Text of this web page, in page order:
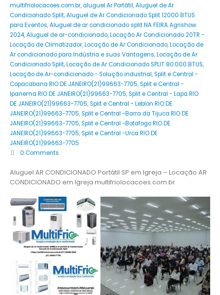
multifriolocacoes.com.br,aluguel Ar Portátil,Aluguel de Ar
Condicionado Split,Aluguel de Ar Condicionado Split 12000 BTUS
para Eventos,Aluguel de ar condicionado split NA FEIRA Agrishow
2024,Aluguel de ar-condicionado,Locação Ar Condicionado 20TR -
Locação de Climatizador,Locação de Ar Condicionado,Locação de
Ar condicionado para Indústria e suas Vantagens,Locação de Ar
Condicionado Split,Locação de Ar Condicionado SPLIT 80.000 BTUS,
Locação de Ar-condicionado - Solução industrial,Split e Central -
Copacabana RIO DE JANEIRO(21)99663-7705,Split e Central -
Ipanema RIO DE JANEIRO(21)99663-7705,Split e Central - Lapa RIO
DE JANEIRO(21)99663-7705,Split e Central - Leblon RIO DE
JANEIRO(21)99663-7705,Split e Central -Barra da Tijuca RIO DE
JANEIRO(21)99663-7705,Split e Central -Botafogo RIO DE
JANEIRO(21)99663-7705,Split e Central -Urca RIO DE
JANEIRO(21)99663-7705
0 Comments
Aluguel AR CONDICIONADO Portátil SP em Igreja – Locação AR
CONDICIONADO em Igreja multifriolocacoes.com.br